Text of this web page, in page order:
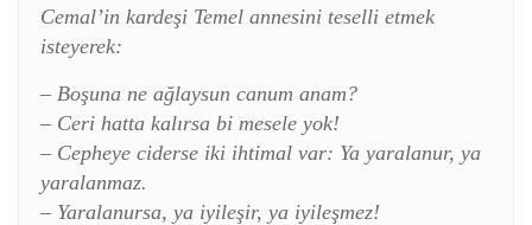
Cemal’in kardeşi Temel annesini teselli etmek
isteyerek:
– Boşuna ne ağlaysun canum anam?
– Ceri hatta kalırsa bi mesele yok!
– Cepheye ciderse iki ihtimal var: Ya yaralanur, ya
yaralanmaz.
– Yaralanursa, ya iyileşir, ya iyileşmez!